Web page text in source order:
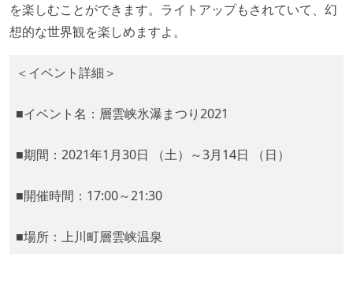
を楽しむことができます。ライトアップもされていて、幻
想的な世界観を楽しめますよ。
＜イベント詳細＞
■イベント名：層雲峡氷瀑まつり2021
■期間：2021年1月30日 （土）～3月14日 （日）
■開催時間：17:00～21:30
■場所：上川町層雲峡温泉